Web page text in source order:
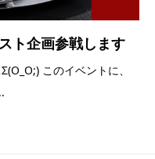
企画参戦します
このイベントに、